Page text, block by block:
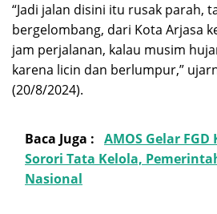
“Jadi jalan disini itu rusak parah,
bergelombang, dari Kota Arjasa
jam perjalanan, kalau musim
karena licin dan berlumpur,”
(20/8/2024).
Baca Juga : AMOS Gelar FGD
Sorori Tata Kelola,
Nasional